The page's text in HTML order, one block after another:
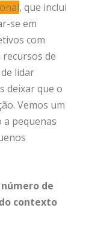
, que inclui
se em
com
de
lidar
deixar que o
Vemos um
pequenas
de
contexto